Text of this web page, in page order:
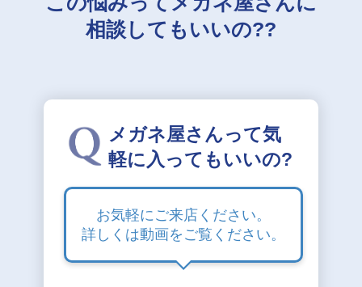
相談してもいいの??
メガネ屋さんって気
軽に入ってもいいの?
お気軽にご来店ください。
詳しくは動画をご覧ください。